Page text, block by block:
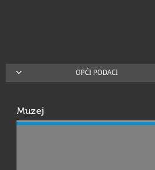
OPĆI PODACI
Muzej